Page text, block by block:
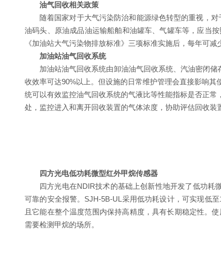
油气回收相关政策
随着国家对于大气污染防治和能源绿色转型的重视，
油码头、原油成品油运输船舶和油罐车、气罐车等，应当
《加油站大气污染物排放标准》三项标准实施后，每年可
加油站油气回收系统
加油站油气回收系统由卸油油气回收系统、汽油密闭
收效率可达90%以上。但设施的日常维护管理会直接影响
统可以有效监控油气回收系统的气液比等性能指标是否正
处，监控进入和离开回收装置的气体浓度，协助评估回收
四方光电低功耗微型红外甲烷传感器
四方光电在NDIR技术的基础上创新性地开发了低功耗
可靠的安全报警。SJH-5B-UL采用低功耗设计，可实现低
且它能在整个温度范围内保持高精度，具有长期稳定性。
需要检测甲烷的场所。